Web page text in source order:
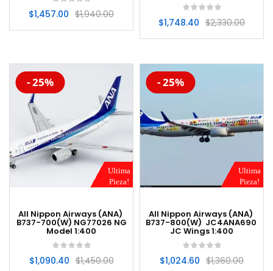
$1,940.00
$1,457.00
$2,330.00
$1,748.40
-20%
Ultima
Pieza!
- 25%
All Nippon Airways (ANA)
B737-700(W) NG77026 NG
Model 1:400
$1,450.00
$1,090.40
-20%
Ultima
Pieza!
- 25%
All Nippon Airways (ANA)
B737-800(W) JC4ANA690
JC Wings 1:400
$1,360.00
$1,024.60